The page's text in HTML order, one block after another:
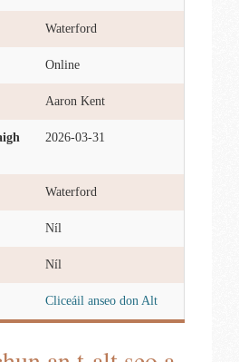
Waterford
Online
Aaron Kent
2026-03-31
Waterford
Níl
Níl
Cliceáil anseo don Alt